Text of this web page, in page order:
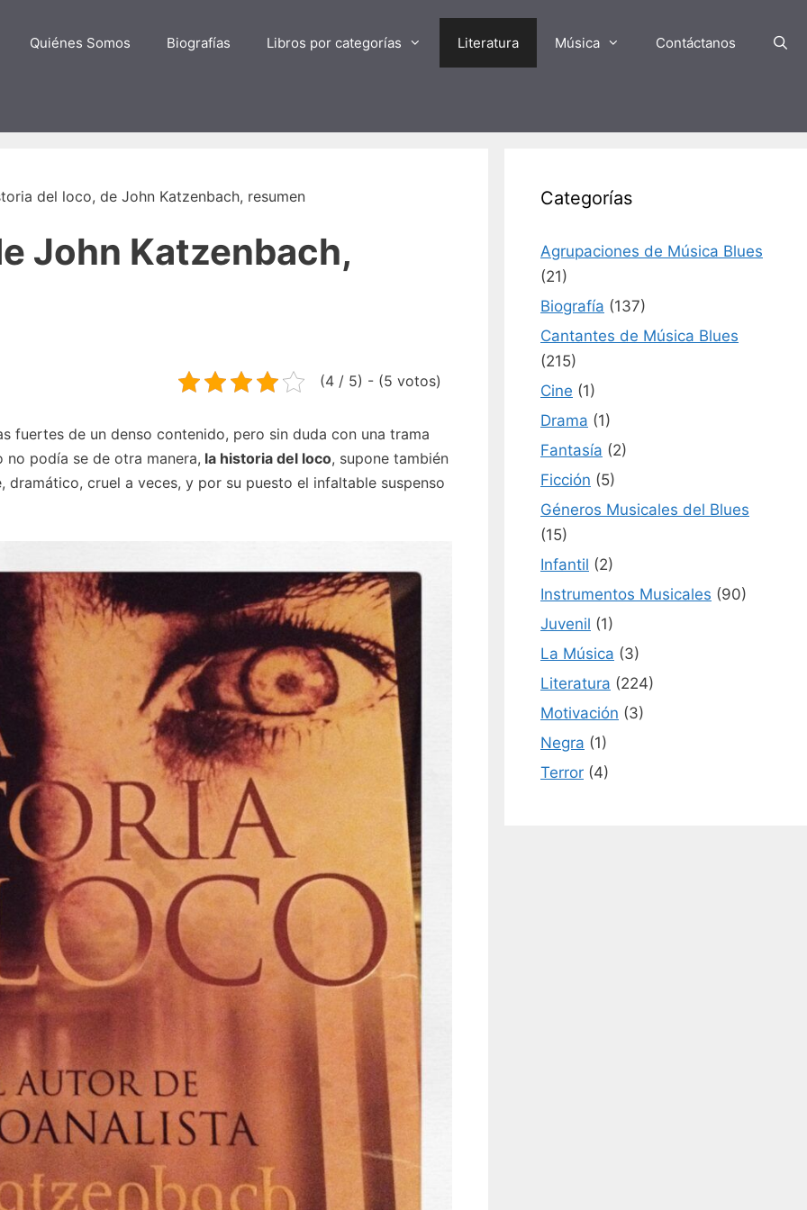
Quiénes Somos Biografías Libros por categorías Literatura Música Contáctanos
del loco, de John Katzenbach, resumen
John Katzenbach,
(4 / 5) - (5 votos)
fuertes de un denso contenido, pero sin duda con una trama
podía se de otra manera, la historia del loco, supone también
cruel a veces, y por su puesto el infaltable suspenso
Categorías
Agrupaciones de Música Blues
(21)
Biografía (137)
Cantantes de Música Blues
(215)
Cine (1)
Drama (1)
Fantasía (2)
Ficción (5)
Géneros Musicales del Blues
(15)
Infantil (2)
Instrumentos Musicales (90)
Juvenil (1)
La Música (3)
Literatura (224)
Motivación (3)
Negra (1)
Terror (4)